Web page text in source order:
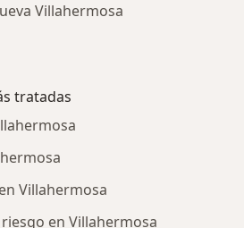
Villahermosa
tratadas
Villahermosa
en Villahermosa